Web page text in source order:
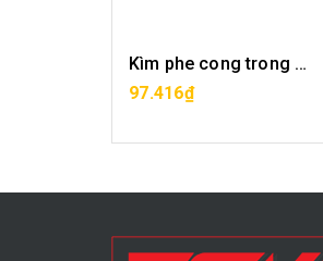
Kìm phe cong trong 7" CB0025-07
97.416₫
MUA HÀNG